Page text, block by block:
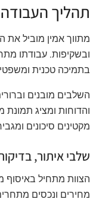
תהליך
מתווך אמין מוביל את
ובשקיפות. עבודתו
בתמיכה טכנית
השלבים מובנים
והדוחות ומציג
מקטינים סיכונים
שלבי איתור,
הצוות מתחיל באיסוף
מחירים ונכסים